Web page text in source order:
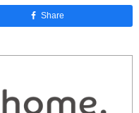
Share